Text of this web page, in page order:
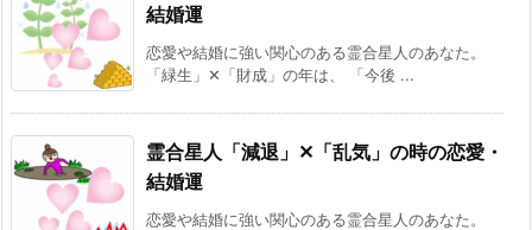
結婚運
恋愛や結婚に強い関心のある霊合星人のあなた。
「緑生」✕「財成」の年は、 「今後 ...
霊合星人「減退」✕「乱気」の時の恋愛・
結婚運
恋愛や結婚に強い関心のある霊合星人のあなた。